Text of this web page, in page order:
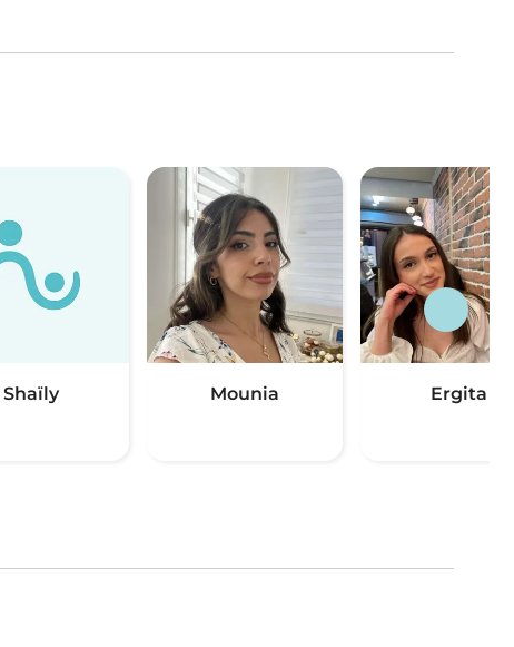
Shaïly Mounia Ergita